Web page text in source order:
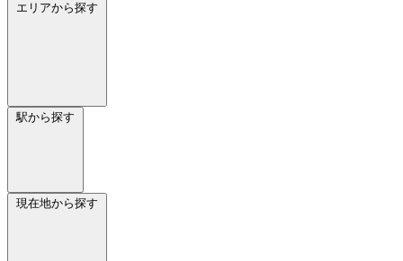
エリアから探す
駅から探す
現在地から探す